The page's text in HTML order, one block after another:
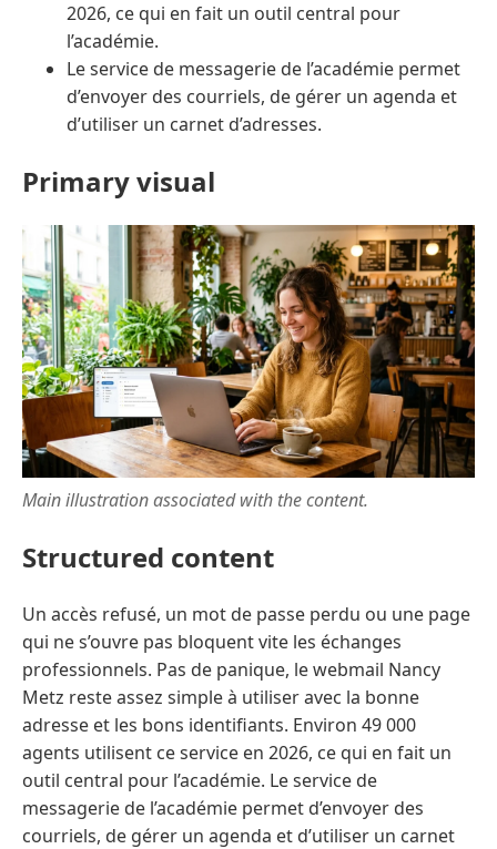
2026, ce qui en fait un outil central pour
l’académie.
Le service de messagerie de l’académie permet
d’envoyer des courriels, de gérer un agenda et
d’utiliser un carnet d’adresses.
Primary visual
Main illustration associated with the content.
Structured content
Un accès refusé, un mot de passe perdu ou une page
qui ne s’ouvre pas bloquent vite les échanges
professionnels. Pas de panique, le webmail Nancy
Metz reste assez simple à utiliser avec la bonne
adresse et les bons identifiants. Environ 49 000
agents utilisent ce service en 2026, ce qui en fait un
outil central pour l’académie. Le service de
messagerie de l’académie permet d’envoyer des
courriels, de gérer un agenda et d’utiliser un carnet